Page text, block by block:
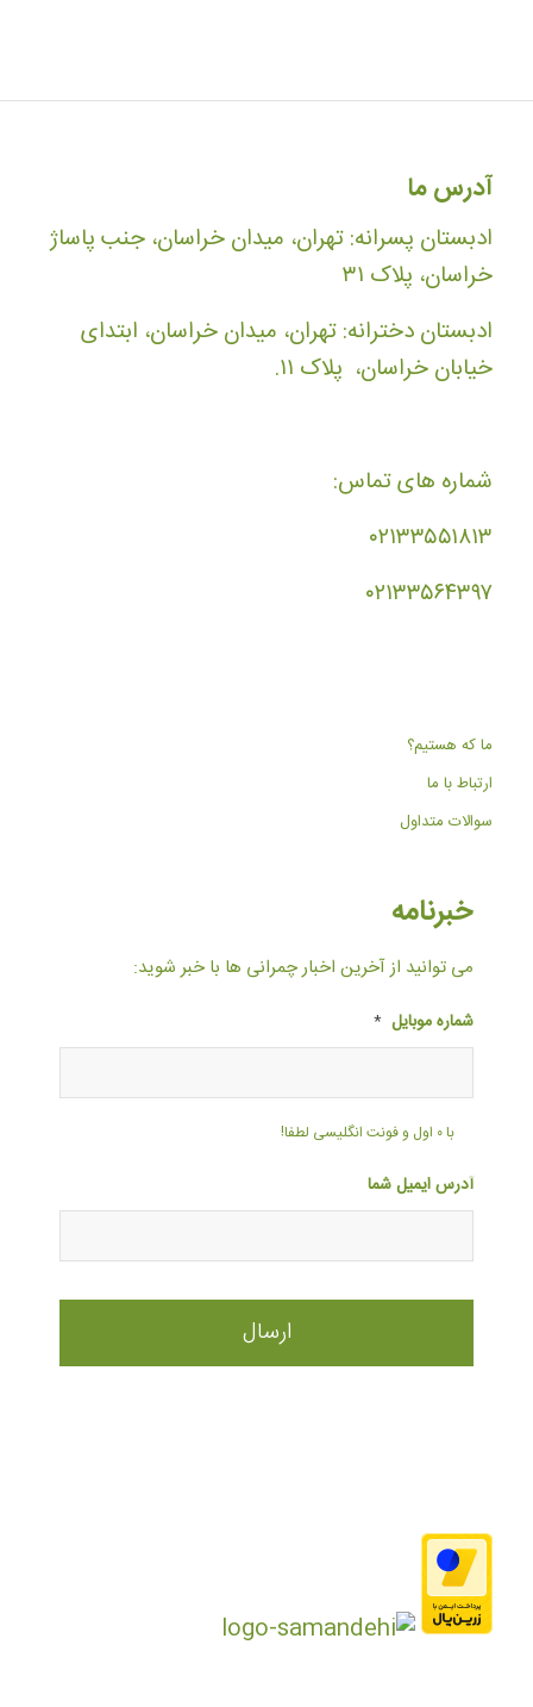
آدرس ما
ادبستان پسرانه: تهران، میدان خراسان، جنب پاساژ
خراسان، پلاک ۳۱
ادبستان دخترانه: تهران، میدان خراسان، ابتدای
خیابان خراسان، پلاک ۱۱.
شماره های تماس:
۰۲۱۳۳۵۵۱۸۱۳
۰۲۱۳۳۵۶۴۳۹۷
ما که هستیم؟
ارتباط با ما
سوالات متداول
خبرنامه
می توانید از آخرین اخبار چمرانی ها با خبر شوید:
شماره موبایل *
با ۰ اول و فونت انگلیسی لطفا!
آدرس ایمیل شما